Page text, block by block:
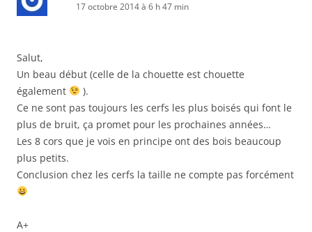
17 octobre 2014 à 6 h 47 min
Salut,
Un beau début (celle de la chouette est chouette
également
).
Ce ne sont pas toujours les cerfs les plus boisés qui font le
plus de bruit, ça promet pour les prochaines années…
Les 8 cors que je vois en principe ont des bois beaucoup
plus petits.
Conclusion chez les cerfs la taille ne compte pas forcément
A+